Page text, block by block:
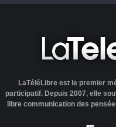
LaTéléLibre est le premier
participatif. Depuis 2007, elle
libre communication des